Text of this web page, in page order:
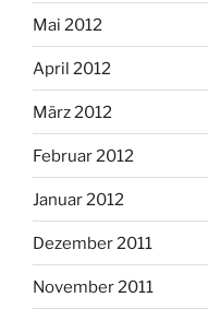
Mai 2012
April 2012
März 2012
Februar 2012
Januar 2012
Dezember 2011
November 2011